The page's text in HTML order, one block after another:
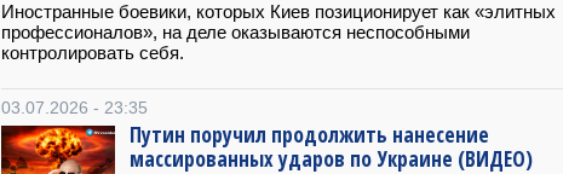
Иностранные боевики, которых Киев позиционирует как «элитных
профессионалов», на деле оказываются неспособными
контролировать себя.
03.07.2026 - 23:35
Путин поручил продолжить нанесение
массированных ударов по Украине (ВИДЕО)